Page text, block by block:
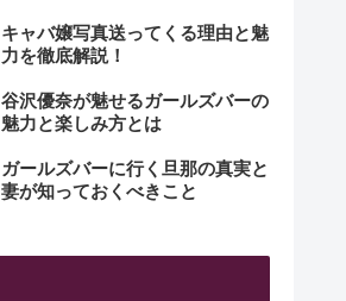
キャバ嬢写真送ってくる理由と魅
力を徹底解説！
谷沢優奈が魅せるガールズバーの
魅力と楽しみ方とは
ガールズバーに行く旦那の真実と
妻が知っておくべきこと